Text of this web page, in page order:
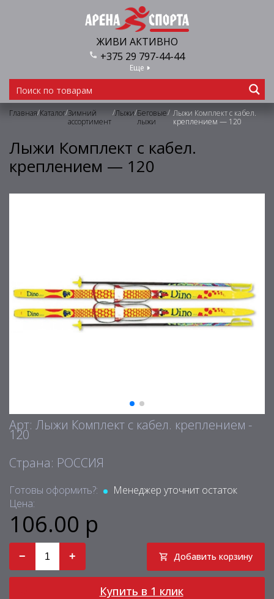
ЖИВИ АКТИВНО
+375 29 797-44-44
Еще
Главная/Каталог/Зимний
ассортимент
/Лыжи/Беговые
лыжи
/ Лыжи Комплект с кабел.
креплением — 120
Лыжи Комплект с кабел.
креплением — 120
Арт: Лыжи Комплект с кабел. креплением -
120
Страна: РОССИЯ
Готовы оформить?:
Менеджер уточнит остаток
Цена:
106.00 р
− + Добавить корзину
Купить в 1 клик